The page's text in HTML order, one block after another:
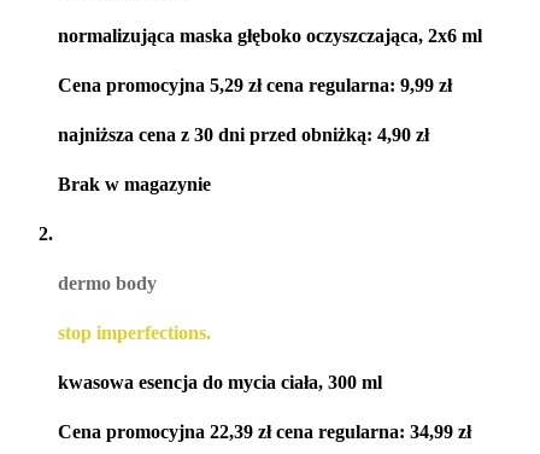
normalizująca maska głęboko oczyszczająca, 2x6 ml
Cena promocyjna 5,29 zł cena regularna: 9,99 zł
najniższa cena z 30 dni przed obniżką: 4,90 zł
Brak w magazynie
dermo body
stop imperfections.
kwasowa esencja do mycia ciała, 300 ml
Cena promocyjna 22,39 zł cena regularna: 34,99 zł